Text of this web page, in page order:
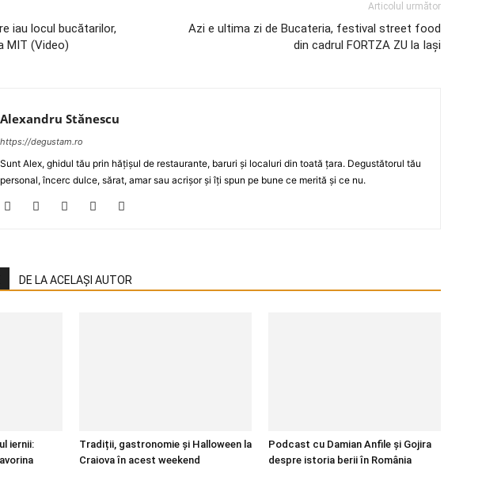
iau locul bucătarilor,
MIT (Video)
Articolul următor
Azi e ultima zi de Bucateria, festival street food
din cadrul FORTZA ZU la Iaşi
Alexandru Stănescu
https://degustam.ro
Sunt Alex, ghidul tău prin hăţişul de restaurante, baruri şi localuri din toată ţara. Degustătorul tău
personal, încerc dulce, sărat, amar sau acrişor şi îţi spun pe bune ce merită şi ce nu.
DE LA ACELAȘI AUTOR
iernii:
Tradiții, gastronomie și Halloween la
Craiova în acest weekend
Podcast cu Damian Anfile și Gojira
despre istoria berii în România